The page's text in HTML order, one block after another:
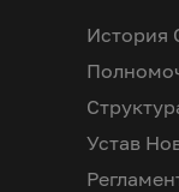
История
Устав